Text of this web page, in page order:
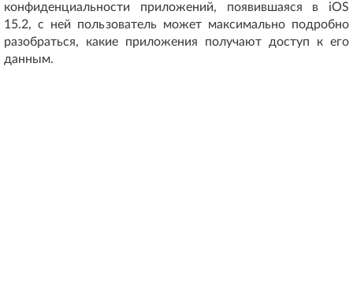
конфиденциальности приложений, появившаяся в iOS
15.2, с ней пользователь может максимально подробно
разобраться, какие приложения получают доступ к его
данным.